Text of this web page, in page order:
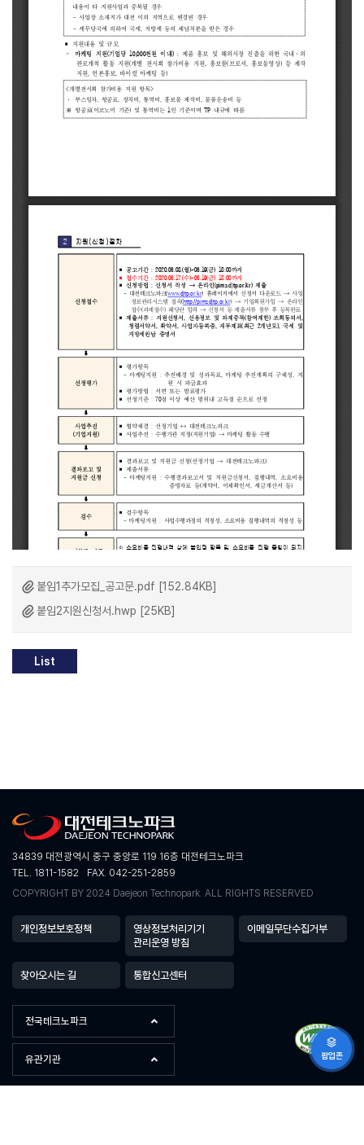
붙임1추가모집_공고문.pdf [152.84KB]
붙임2지원신청서.hwp [25KB]
List
34839 대전광역시 중구 중앙로 119 16층 대전테크노파크
TEL. 1811-1582
FAX. 042-251-2859
COPYRIGHT BY 2024 Daejeon Technopark. ALL RIGHTS RESERVED
전국테크노파크
유관기관
개인정보보호정책
영상정보처리기기
관리운영 방침
이메일무단수집거부
찾아오시는 길 통합신고센터
팝업존